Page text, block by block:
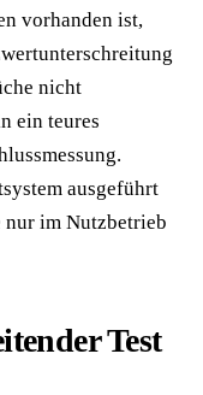
vorhanden ist,
nicht
ein teures
ausgeführt
nur im Nutzbetrieb
Test